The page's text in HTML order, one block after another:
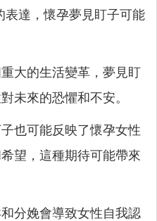
表達，懷孕夢見盯子可能
重大的生活變革，夢見盯
未來的恐懼和不安。
也可能反映了懷孕女性
望，這種期待可能帶來
分娩會導致女性自我認